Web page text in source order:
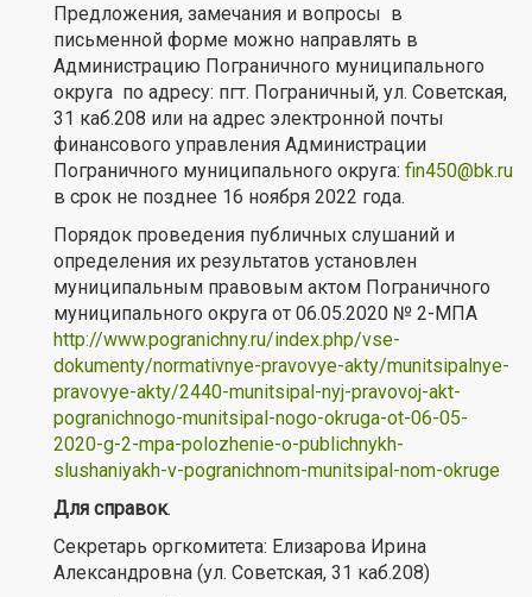
Предложения, замечания и вопросы в
письменной форме можно направлять в
Администрацию Пограничного муниципального
округа по адресу: пгт. Пограничный, ул. Советская,
31 каб.208 или на адрес электронной почты
финансового управления Администрации
Пограничного муниципального округа: fin450@bk.ru
в срок не позднее 16 ноября 2022 года.
Порядок проведения публичных слушаний и
определения их результатов установлен
муниципальным правовым актом Пограничного
муниципального округа от 06.05.2020 № 2-МПА
http://www.pogranichny.ru/index.php/vse-
dokumenty/normativnye-pravovye-akty/munitsipalnye-
pravovye-akty/2440-munitsipal-nyj-pravovoj-akt-
pogranichnogo-munitsipal-nogo-okruga-ot-06-05-
2020-g-2-mpa-polozhenie-o-publichnykh-
slushaniyakh-v-pogranichnom-munitsipal-nom-okruge
Для справок.
Секретарь оргкомитета: Елизарова Ирина
Александровна (ул. Советская, 31 каб.208)